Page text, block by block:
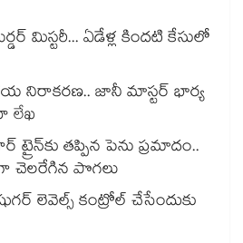
మిస్టరీ... ఏడేళ్ల కిందటి కేసులో
నిరాకరణ.. జానీ మాస్టర్ భార్య
లేఖ
ట్రైన్‎కు తప్పిన పెను ప్రమాదం..
చెలరేగిన పొగలు
లెవెల్స్ కంట్రోల్ చేసేందుకు